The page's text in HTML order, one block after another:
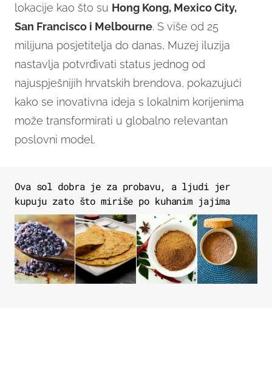
lokacije kao što su Hong Kong, Mexico City,
San Francisco i Melbourne. S više od 25
milijuna posjetitelja do danas, Muzej iluzija
nastavlja potvrđivati status jednog od
najuspješnijih hrvatskih brendova, pokazujući
kako se inovativna ideja s lokalnim korijenima
može transformirati u globalno relevantan
poslovni model.
Ova sol dobra je za probavu, a ljudi jer
kupuju zato što miriše po kuhanim jajima